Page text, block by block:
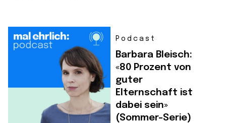
Podcast
Barbara Bleisch:
«80 Prozent von
guter
Elternschaft ist
dabei sein»
(Sommer-Serie)